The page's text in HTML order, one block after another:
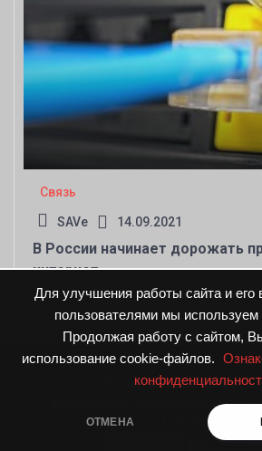
Для улучшения работы сайта и его
пользователями мы
Продолжая работу с сайтом,
использование cookie-файлов.
ОТМЕНА
Связь
SAVe 14.09.2021
В России начинает дорожать
интернет
© DPNnews.ru. Все права
Предложения и пожелания
info@dpnnews.ru